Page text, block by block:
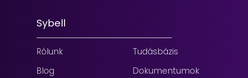
Sybell
Rólunk
Blog
Tudásbázis
Dokumentumok